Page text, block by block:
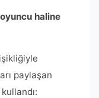
haline
paylaşan